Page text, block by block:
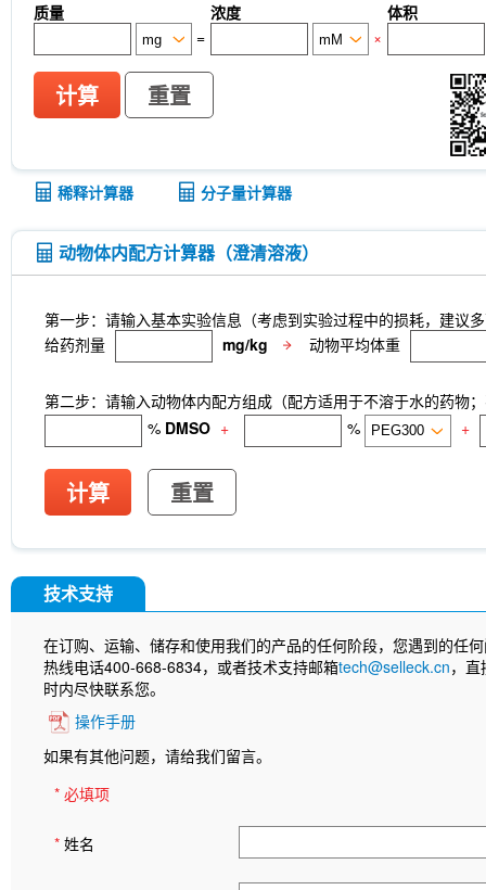
质量 浓度
体积
=
×
计算 重置
稀释计算器 分子量计算器
动物体内配方计算器（澄清溶液）
第一步：请输入基本实验信息（考虑到实验过程中的损耗，建议
给药剂量
mg/kg 动物平均体重
第二步：请输入动物体内配方组成（配方适用于不溶于水的药物
% DMSO + % +
计算 重置
技术支持
在订购、运输、储存和使用我们的产品的任何阶段，您遇到的任
热线电话400-668-6834，或者技术支持邮箱tech@selleck.cn，
时内尽快联系您。
操作手册
如果有其他问题，请给我们留言。
* 必填项
* 姓名